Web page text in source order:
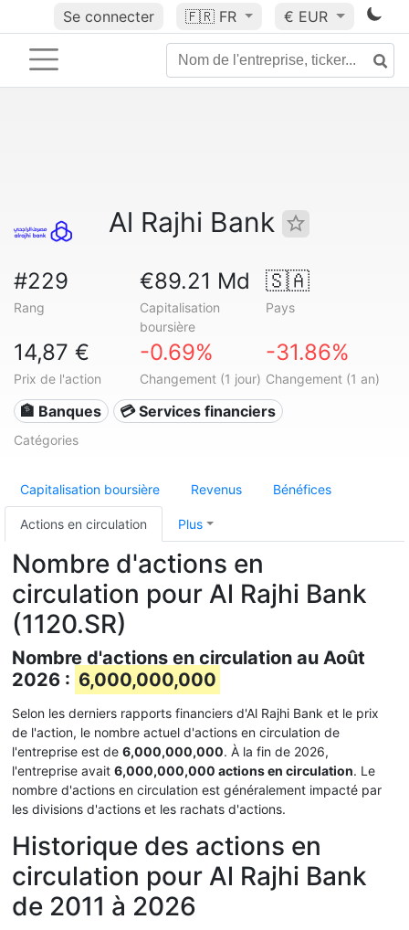
Se connecter 🇫🇷 FR € EUR
Al Rajhi Bank
#229
Rang
€89.21 Md
Capitalisation
boursière
🇸🇦
Pays
14,87 €
Prix de l'action
-0.69%
Changement (1 jour)
-31.86%
Changement (1 an)
🏦 Banques 💳 Services financiers
Catégories
Capitalisation boursière Revenus Bénéfices
Actions en circulation Plus
Nombre d'actions en
circulation pour Al Rajhi Bank
(1120.SR)
Nombre d'actions en circulation au Août
2026 : 6,000,000,000
Selon les derniers rapports financiers d'Al Rajhi Bank et le prix
de l'action, le nombre actuel d'actions en circulation de
l'entreprise est de 6,000,000,000. À la fin de 2026,
l'entreprise avait 6,000,000,000 actions en circulation. Le
nombre d'actions en circulation est généralement impacté par
les divisions d'actions et les rachats d'actions.
Historique des actions en
circulation pour Al Rajhi Bank
de 2011 à 2026